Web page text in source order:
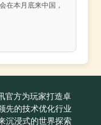
在本月底来中国，
官方为玩家打造卓
先的技术优化行业
沉浸式的世界探索